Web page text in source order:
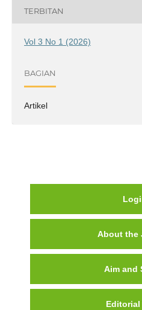
TERBITAN
Vol 3 No 1 (2026)
BAGIAN
Artikel
About the
Aim and
Editorial